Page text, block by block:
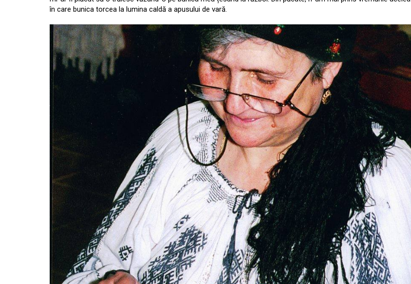
în care bunica torcea la lumina caldă a apusului de vară.